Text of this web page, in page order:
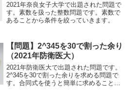
2021年奈良女子大学で出題された問題で
す。素数を扱った整数問題です。素数で
あることから条件を絞っていきます。
【問題】2^345を30で割った余り
（2021年防衛医大）
2021年防衛医大で出題された問題です。
2^345を30で割った余りを求める問題で
す。合同式を使うと簡単に求めることが